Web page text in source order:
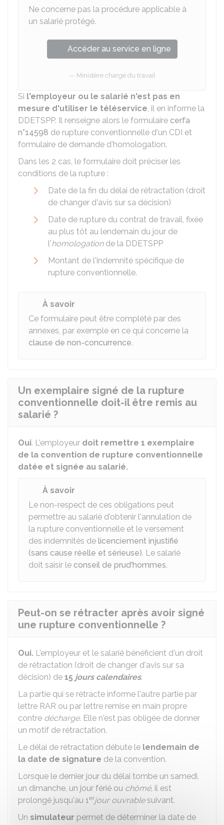
Ne concerne pas la procédure applicable à
un salarié protégé.
Accéder au service en ligne
Ministère chargé du travail
Si l'employeur ou le salarié n'est pas en
mesure d'utiliser le téléservice, il en informe la
DDETSPP. Il renseigne alors le formulaire cerfa
n°14598 de rupture conventionnelle d'un CDI et
formulaire de demande d'homologation.
Dans les 2 cas, le formulaire doit préciser les
conditions de la rupture :
Date de la fin du délai de rétractation (droit
de changer d'avis sur sa décision)
Date de rupture du contrat de travail, fixée
au plus tôt au lendemain du jour de
l'homologationde la DDETSPP
Montant de l'indemnité spécifique de
rupture conventionnelle.
À savoir
Ce formulaire peut être complété par des
annexes, par exemple en ce qui concerne la
clause de non-concurrence.
Un exemplaire signé de la rupture
conventionnelle doit-il être remis au
salarié ?
Oui. L'employeur doit remettre 1 exemplaire
de la convention de rupture conventionnelle
datée et signée au salarié.
À savoir
Le non-respect de ces obligations peut
permettre au salarié d'obtenir l'annulation de
la rupture conventionnelle et le versement
des indemnités de licenciement injustifié
(sans cause réelle et sérieuse). Le salarié
doit saisir le conseil de prud'hommes.
Peut-on se rétracter après avoir signé
une rupture conventionnelle ?
Oui. L'employeur et le salarié bénéficient d'un droit
de rétractation (droit de changer d'avis sur sa
décision) de 15 jours calendaires.
La partie qui se rétracte informe l'autre partie par
lettre RAR ou par lettre remise en main propre
contre décharge. Elle n'est pas obligée de donner
un motif de rétractation.
Le délai de rétractation débute le lendemain de
la date de signature de la convention.
Lorsque le dernier jour du délai tombe un samedi,
un dimanche, un jour férié ou chômé, il est
prolongé jusqu'au 1erjour ouvrablesuivant.
Un simulateur permet de déterminer la date de